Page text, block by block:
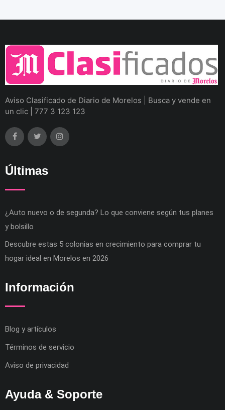
Aviso Clasificado de Diario de Morelos | Busca y vende en
un clic | 777 3 123 123
Últimas
¿Auto nuevo o de segunda? Lo que conviene según tus planes
y bolsillo
Descubre estas 5 colonias en crecimiento para comprar tu
hogar ideal en Morelos en 2026
Información
Blog y artículos
Términos de servicio
Aviso de privacidad
Ayuda & Soporte